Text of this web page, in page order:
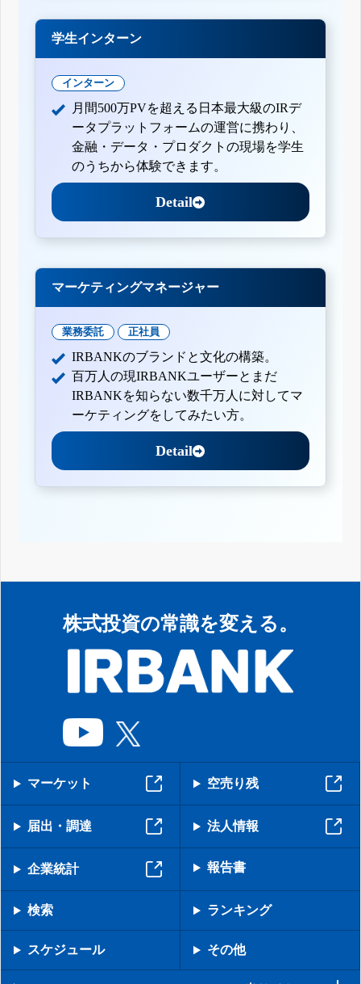
学生インターン
インターン
月間500万PVを超える日本最大級のIRデ
ータプラットフォームの運営に携わり、
金融・データ・プロダクトの現場を学生
のうちから体験できます。
Detail
マーケティングマネージャー
業務委託 正社員
IRBANKのブランドと文化の構築。
百万人の現IRBANKユーザーとまだ
IRBANKを知らない数千万人に対してマ
ーケティングをしてみたい方。
Detail
株式投資の常識を変える。
マーケット 空売り残
届出・調達 法人情報
企業統計 報告書
検索 ランキング
スケジュール その他